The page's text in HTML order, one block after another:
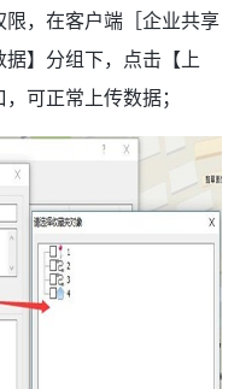
，在客户端［企业共享
】分组下，点击【上
可正常上传数据；